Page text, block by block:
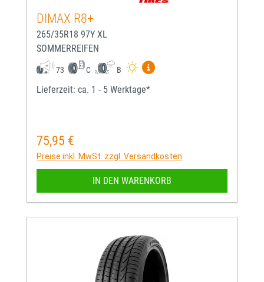
DIMAX R8+
265/35R18 97Y XL
SOMMERREIFEN
73 C B
Mehr Informationen zum
Lieferzeit: ca. 1 - 5 Werktage*
Regulärer Preis:
75,95 €
Preise inkl. MwSt. zzgl. Versandkosten
IN DEN WARENKORB